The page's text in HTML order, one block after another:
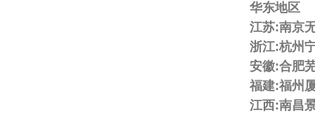
华东地区
江苏:南京
浙江:杭州
安徽:合肥
福建:福州
江西:南昌